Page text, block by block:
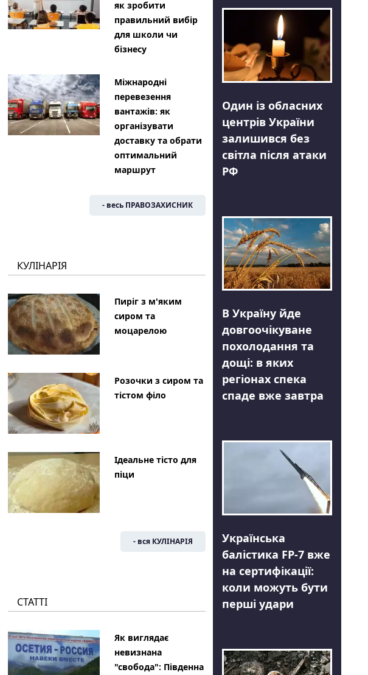
як зробити
правильний вибір
для школи чи
бізнесу
Міжнародні
перевезення
вантажів: як
організувати
доставку та обрати
оптимальний
маршрут
- весь ПРАВОЗАХИСНИК
КУЛІНАРІЯ
Пиріг з м'яким
сиром та
моцарелою
Розочки з сиром та
тістом філо
Ідеальне тісто для
піци
- вся КУЛІНАРІЯ
СТАТТІ
Як виглядає
невизнана
"свобода": Південна
Один із обласних
центрів України
залишився без
світла після атаки
РФ
В Україну йде
довгоочікуване
похолодання та
дощі: в яких
регіонах спека
спаде вже завтра
Українська
балістика FP-7 вже
на сертифікації:
коли можуть бути
перші удари